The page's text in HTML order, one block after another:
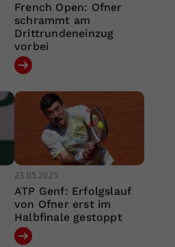
French Open: Ofner
schrammt am
Drittrundeneinzug
vorbei
23.05.2025
ATP Genf: Erfolgslauf
von Ofner erst im
Halbfinale gestoppt